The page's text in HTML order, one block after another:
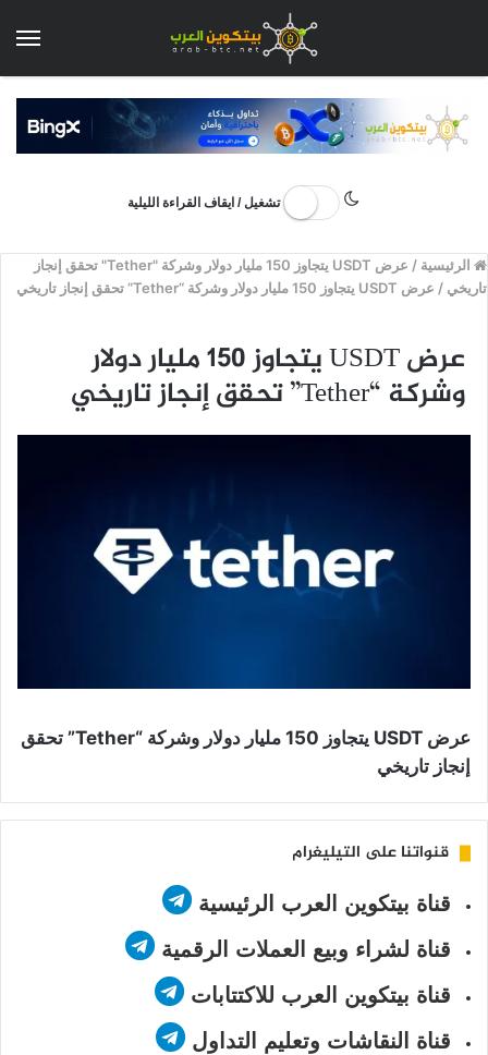
تشغيل / ايقاف القراءة الليلية
الرئيسية /
عرض USDT يتجاوز 150 مليار دولار وشركة "Tether" تحقق إنجاز
تاريخي / عرض USDT يتجاوز 150 مليار دولار وشركة “Tether” تحقق إنجاز تاريخي
عرض USDT يتجاوز 150 مليار دولار
وشركة “Tether” تحقق إنجاز تاريخي
عرض USDT يتجاوز 150 مليار دولار وشركة “Tether” تحقق
إنجاز تاريخي
قنواتنا على التيليغرام
قناة بيتكوين العرب الرئيسية
قناة لشراء وبيع العملات الرقمية
قناة بيتكوين العرب للاكتتابات
قناة النقاشات وتعليم التداول